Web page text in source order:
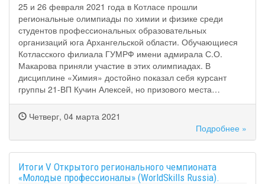
25 и 26 февраля 2021 года в Котласе прошли
региональные олимпиады по химии и физике среди
студентов профессиональных образовательных
организаций юга Архангельской области. Обучающиеся
Котласского филиала ГУМРФ имени адмирала С.О.
Макарова приняли участие в этих олимпиадах. В
дисциплине «Химия» достойно показал себя курсант
группы 21-ВП Кучин Алексей, но призового места…
Четверг, 04 марта 2021
Подробнее »
Итоги V Открытого регионального чемпионата
«Молодые профессионалы» (WorldSkills Russia).